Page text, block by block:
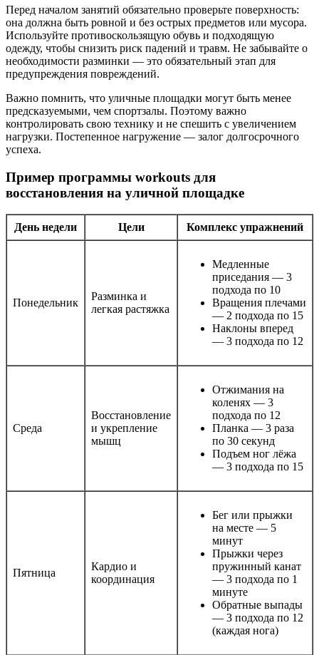
Перед началом занятий обязательно проверьте поверхность:
она должна быть ровной и без острых предметов или мусора.
Используйте противоскользящую обувь и подходящую
одежду, чтобы снизить риск падений и травм. Не забывайте о
необходимости разминки — это обязательный этап для
предупреждения повреждений.
Важно помнить, что уличные площадки могут быть менее
предсказуемыми, чем спортзалы. Поэтому важно
контролировать свою технику и не спешить с увеличением
нагрузки. Постепенное нагружение — залог долгосрочного
успеха.
Пример программы workouts для
восстановления на уличной площадке
День недели Цели Комплекс упражнений
Понедельник
Разминка и
легкая растяжка
Медленные
приседания — 3
подхода по 10
Вращения плечами
— 2 подхода по 15
Наклоны вперед
— 3 подхода по 12
Среда
Восстановление
и укрепление
мышц
Отжимания на
коленях — 3
подхода по 12
Планка — 3 раза
по 30 секунд
Подъем ног лёжа
— 3 подхода по 15
Пятница
Кардио и
координация
Бег или прыжки
на месте — 5
минут
Прыжки через
пружинный канат
— 3 подхода по 1
минуте
Обратные выпады
— 3 подхода по 12
(каждая ногa)